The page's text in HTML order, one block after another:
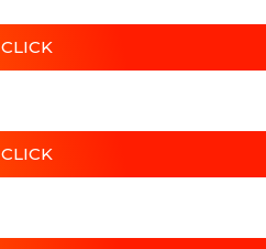
CLICK
CLICK